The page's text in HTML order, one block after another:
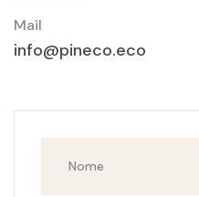
Mail
info@pineco.eco